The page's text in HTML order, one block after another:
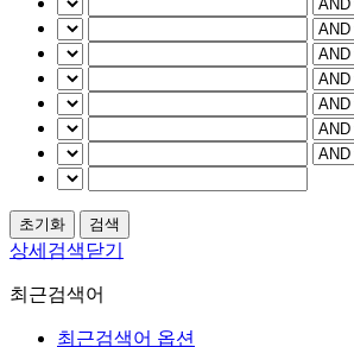
상세검색닫기
최근검색어
최근검색어 옵션